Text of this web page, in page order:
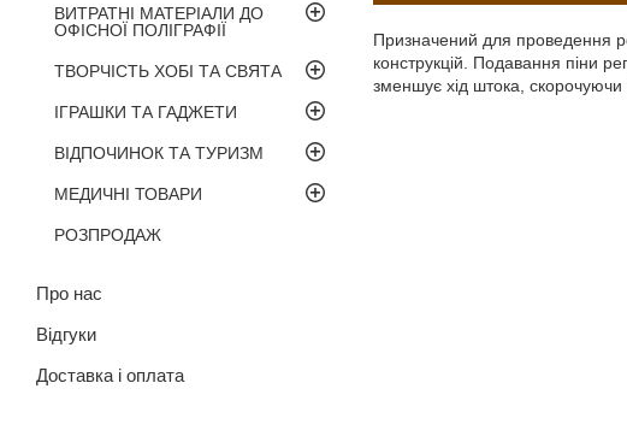
ВИТРАТНІ МАТЕРІАЛИ ДО
ОФІСНОЇ ПОЛІГРАФІЇ
ТВОРЧІСТЬ ХОБІ ТА СВЯТА
ІГРАШКИ ТА ГАДЖЕТИ
ВІДПОЧИНОК ТА ТУРИЗМ
МЕДИЧНІ ТОВАРИ
РОЗПРОДАЖ
Про нас
Відгуки
Доставка і оплата
Призначений для проведення
конструкцій. Подавання піни
зменшує хід штока, скорочуючи